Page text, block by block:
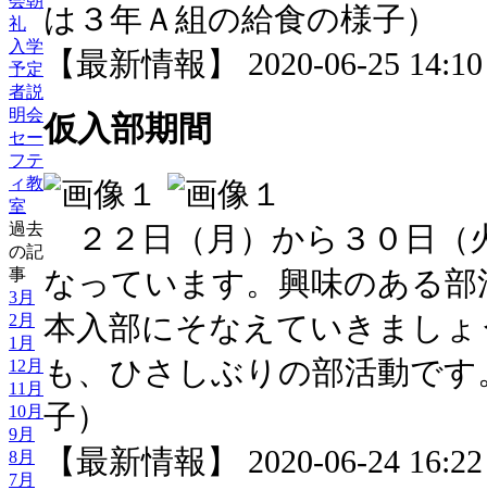
礼
入学
予定
者説
明会
セー
フテ
ィ教
室
過去
の記
事
3月
2月
1月
12月
11月
10月
9月
8月
7月
は３年Ａ組の給食の様子）
【最新情報】 2020-06-25
仮入部期間
２２日（月）から３０日（
なっています。興味のある
本入部にそなえていきまし
も、ひさしぶりの部活動で
子）
【最新情報】 2020-06-24